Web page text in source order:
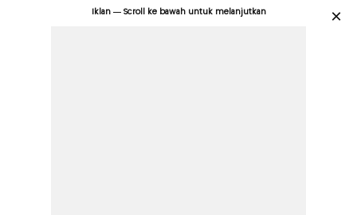
Iklan — Scroll ke bawah untuk melanjutkan ×